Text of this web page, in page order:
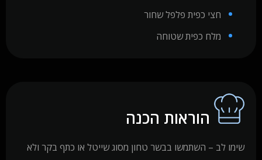
חצי כפית פלפל שחור
מלח כפית שטוחה
הוראות הכנה
שימו לב – השתמשו בבשר טחון מסוג שייטל או כתף בקר ולא